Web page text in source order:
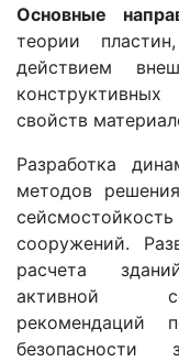
Основные
теории
действием
свойств
Разработка
методов
сооружений.
расчета
активной
рекомендаций
безопасности